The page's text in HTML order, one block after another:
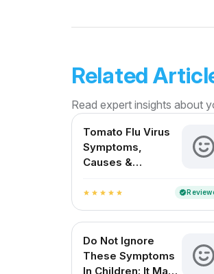
Related
Read expert insights about
Tomato Flu Virus
Symptoms,
Causes &
Complete Guide
for Indian Patients
star star star star star verified
Do Not Ignore
These Symptoms
In Children: It May